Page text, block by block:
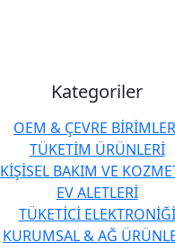
Kategoriler
OEM & ÇEVRE
TÜKETİM ÜRÜNLERİ
KİŞİSEL BAKIM VE
EV ALETLERİ
TÜKETİCİ ELEKTRONİĞİ
KURUMSAL & AĞ